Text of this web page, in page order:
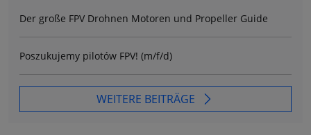
Der große FPV Drohnen Motoren und Propeller Guide
Poszukujemy pilotów FPV! (m/f/d)
WEITERE BEITRÄGE